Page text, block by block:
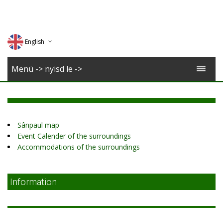
English
Deutsch
Menü -> nyisd le ->
Sânpaul map
Event Calender of the surroundings
Accommodations of the surroundings
Information